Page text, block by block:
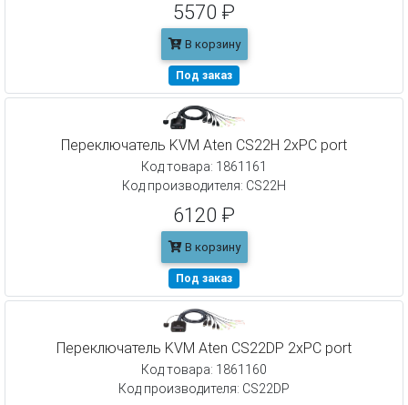
5570 ₽
В корзину
Под заказ
Переключатель KVM Aten CS22H 2xPC port
Код товара: 1861161
Код производителя: CS22H
6120 ₽
В корзину
Под заказ
Переключатель KVM Aten CS22DP 2xPC port
Код товара: 1861160
Код производителя: CS22DP